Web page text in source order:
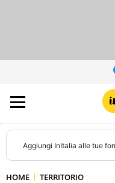
Aggiungi InItalia alle tue
HOME TERRITORIO